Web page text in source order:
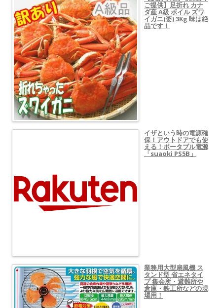
ご提供】足折れ カナ
ダ産 A級 ボイル ズワ
イガニ(姿) 3Kg 味は絶
品です！
イザという時の電源確
保！アウトドアでも使
える！ポータブル電源
「suaoki PS5B」
業務用大型扇風機 ス
タンド型 省エネタイ
プ 集会所・避難所や
倉庫・鉄工所などの現
場用！